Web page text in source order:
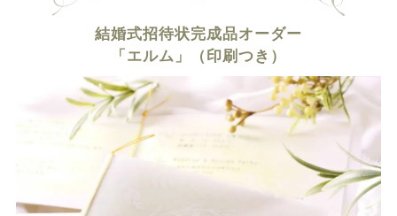
結婚式招待状完成品オーダー
「エルム」（印刷つき）